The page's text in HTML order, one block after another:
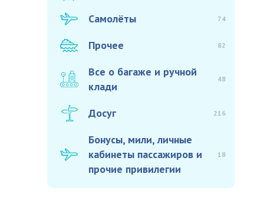
Самолёты 74
Прочее 82
Все о багаже и ручной
клади
48
Досуг 216
Бонусы, мили, личные
кабинеты пассажиров и
прочие привилегии
18